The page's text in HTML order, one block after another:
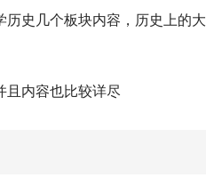
史几个板块内容，历史上的
且内容也比较详尽